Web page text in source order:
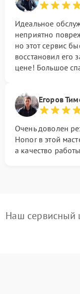
Идеальное
неприятно
но этот сервис
восстановил его
цене! Большое
Егоров
Очень доволен
Honor в этой
а качество
Наш сервисный